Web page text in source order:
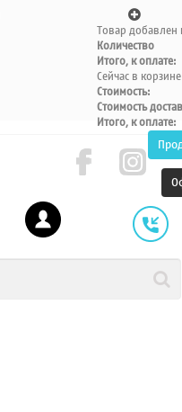
Товар добавлен
Количество
Итого, к оплате:
Сейчас в
Стоимость:
Стоимость
Итого, к оплате: